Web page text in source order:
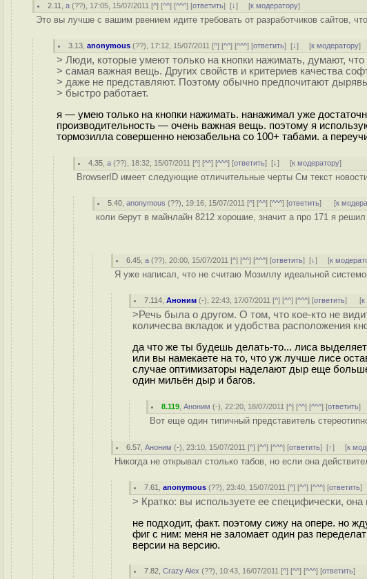
2.11 ,a (??), 17:05, 15/07/2011 [^] [^^] [^^^] [ответить][↓] [к модератору]
Это вы лучше с вашим рвением идите требовать от разработчиков сайтов,
3.13 ,anonymous (??), 17:12, 15/07/2011 [^] [^^] [^^^] [ответить][↓] [к модератору]
> Люди, которые умеют только на кнопки нажимать, думают,
> самая важная вещь. Других свойств и критериев качества
> даже не представляют. Поэтому обычно предпочитают
> быстро работает.
я — умею только на кнопки нажимать. нанажимал уже
производительность — очень важная вещь. поэтому я
тормозилла совершенно неюзабельна со 100+ табами. а
4.35 ,a (??), 18:32, 15/07/2011 [^] [^^] [^^^] [ответить][↓] [к модератору]
BrowserID имеет следующие отличительные черты См текст
5.40 ,anonymous (??), 19:16, 15/07/2011 [^] [^^] [^^^] [ответить] [к
коли берут в майнлайн 8212 хорошие, значит а про 171 я
6.45 ,a (??), 20:00, 15/07/2011 [^] [^^] [^^^] [ответить][↓] [к
Я уже написал, что не считаю Мозиллу идеальной
7.114 ,Аноним (-), 22:43, 17/07/2011 [^] [^^] [^^^] [ответить] [к
>Речь была о другом. О том, что кое-кто не
количесва вкладок и удобства расположения
да что же ты будешь делать-то... лиса
или вы намекаете на то, что уж лучше лисе
случае оптимизаторы наделают дыр еще
один мильён дыр и багов.
8.119 ,Аноним (-), 22:20, 18/07/2011 [^] [^^] [^^^] [ответить]
Вот еще один типичный представитель
6.57 ,Аноним (-), 23:10, 15/07/2011 [^] [^^] [^^^] [ответить][↑] [к
Никогда не открывал столько табов, но если она
7.61 ,anonymous (??), 23:40, 15/07/2011 [^] [^^] [^^^] [ответить]
> Кратко: вы используете ее специфически, она
не подходит, факт. поэтому сижу на опере. но
фиг с ним: меня не заломает один раз
версии на версию.
7.82 ,Crazy Alex (??), 10:43, 16/07/2011 [^] [^^] [^^^] [ответить]